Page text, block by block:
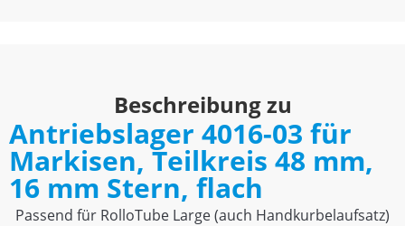
Beschreibung zu
Antriebslager 4016-03 für
Markisen, Teilkreis 48 mm,
16 mm Stern, flach
Passend für RolloTube Large (auch Handkurbelaufsatz)